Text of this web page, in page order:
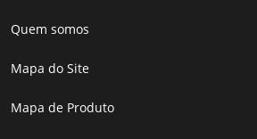
Quem somos
Mapa do Site
Mapa de Produto